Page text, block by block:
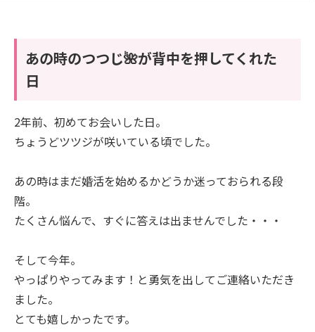
あの時のつつじ🌺が背中を押してくれた
日
2年前、初めてお会いした日。
ちょうどツツジが咲いている頃でした。
あの時はまだ婚活を始めるかどうか迷っておられる段
階。
たくさん悩んで、すぐに答えは出ませんでした・・・
そして今年。
やっぱりやってみます！と勇気を出してご連絡いただき
ました。
とても嬉しかったです。